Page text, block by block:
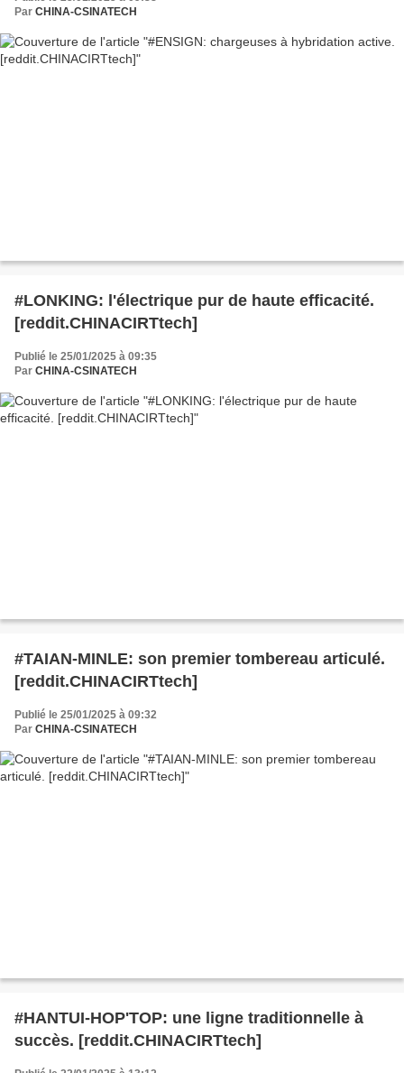
Par CHINA-CSINATECH
#LONKING: l'électrique pur de haute efficacité.
[reddit.CHINACIRTtech]
Publié le 25/01/2025 à 09:35
Par CHINA-CSINATECH
#TAIAN-MINLE: son premier tombereau articulé.
[reddit.CHINACIRTtech]
Publié le 25/01/2025 à 09:32
Par CHINA-CSINATECH
#HANTUI-HOP'TOP: une ligne traditionnelle à
succès. [reddit.CHINACIRTtech]